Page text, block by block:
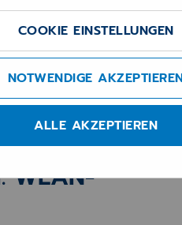
L -
WLAN-
COOKIE EINSTELLUNGEN
NOTWENDIGE
ALLE AKZEPTIEREN